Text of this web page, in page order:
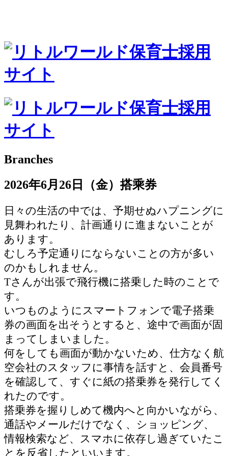
Branches
2026年6月26日（金）搭乘券
日々の生活の中では、予期せぬハプニングに
見舞われたり、計画通りに進まないことが
あります。
むしろ予定通りにならないことの方が多い
のかもしれません。
Tさんが出張で飛行機に搭乗した時のことで
す。
いつものようにスマートフォンで電子搭乗
券の画面を出そうとすると、途中で画面が固
まってしまいました。
何をしても画面が動かないため、仕方なく航
空会社のスタッフに事情を話すと、会員番号
を確認して、すぐに紙の搭乗券を発行してく
れたのです。
搭乗券を握りしめて機内へと向かいながら、
通話やメールだけでなく、ショッピング、
情報検索など、スマホに依存し過ぎていたこ
とを反省したといいます。